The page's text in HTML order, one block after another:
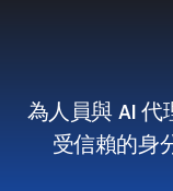
為人員與 AI
受信賴的身